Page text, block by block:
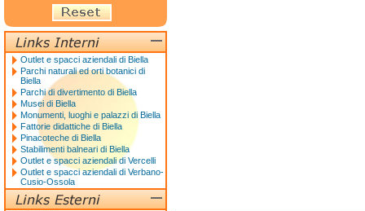
Outlet e spacci aziendali di Biella
Parchi naturali ed orti botanici di
Biella
Parchi di divertimento di Biella
Musei di Biella
Monumenti, luoghi e palazzi di Biella
Fattorie didattiche di Biella
Pinacoteche di Biella
Stabilimenti balneari di Biella
Outlet e spacci aziendali di Vercelli
Outlet e spacci aziendali di Verbano-
Cusio-Ossola